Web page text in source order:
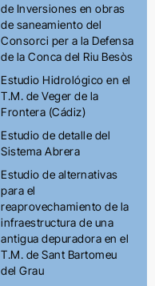
de Inversiones en obras
de saneamiento del
Consorci per a la Defensa
de la Conca del Riu Besòs
Estudio Hidrológico en el
T.M. de Veger de la
Frontera (Cádiz)
Estudio de detalle del
Sistema Abrera
Estudio de alternativas
para el
reaprovechamiento de la
infraestructura de una
antigua depuradora en el
T.M. de Sant Bartomeu
del Grau